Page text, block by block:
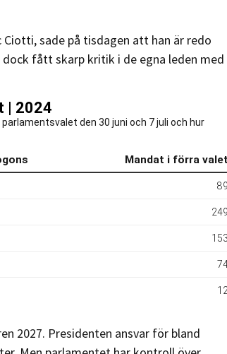
sade på tisdagen att han är redo
fått skarp kritik i de egna leden med
2027. Presidenten ansvar för bland